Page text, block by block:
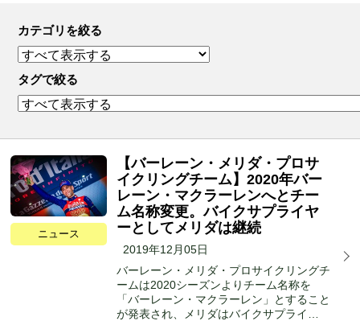
カテゴリを絞る
タグで絞る
ニュース
【バーレーン・メリダ・プロサ
イクリングチーム】2020年バー
レーン・マクラーレンへとチー
ム名称変更。バイクサプライヤ
ーとしてメリダは継続
2019年12月05日
バーレーン・メリダ・プロサイクリングチ
ームは2020シーズンよりチーム名称を
「バーレーン・マクラーレン」とすること
が発表され、メリダはバイクサプライ…